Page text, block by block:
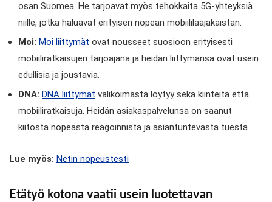
osan Suomea. He tarjoavat myös tehokkaita 5G-yhteyksiä
niille, jotka haluavat erityisen nopean mobiililaajakaistan.
Moi: Moi liittymät ovat nousseet suosioon erityisesti
mobiiliratkaisujen tarjoajana ja heidän liittymänsä ovat usein
edullisia ja joustavia.
DNA: DNA liittymät valikoimasta löytyy sekä kiinteitä että
mobiiliratkaisuja. Heidän asiakaspalvelunsa on saanut
kiitosta nopeasta reagoinnista ja asiantuntevasta tuesta.
Lue myös: Netin nopeustesti
Etätyö kotona vaatii usein luotettavan